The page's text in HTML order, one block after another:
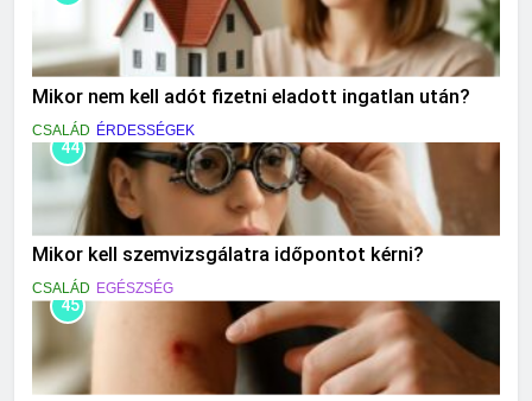
Mikor nem kell adót fizetni eladott ingatlan után?
CSALÁD ÉRDESSÉGEK
44
Mikor kell szemvizsgálatra időpontot kérni?
CSALÁD EGÉSZSÉG
45